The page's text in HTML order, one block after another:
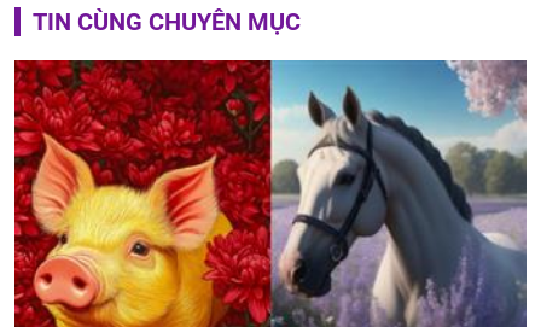
TIN CÙNG CHUYÊN MỤC